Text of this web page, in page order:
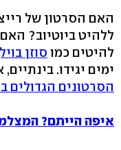
האם הסרטון של
ללהיט ביוטיוב?
להיטים כמו סוזן בויל
ימים יגידו.
הסרטונים הגדולים
איפה הייתם?